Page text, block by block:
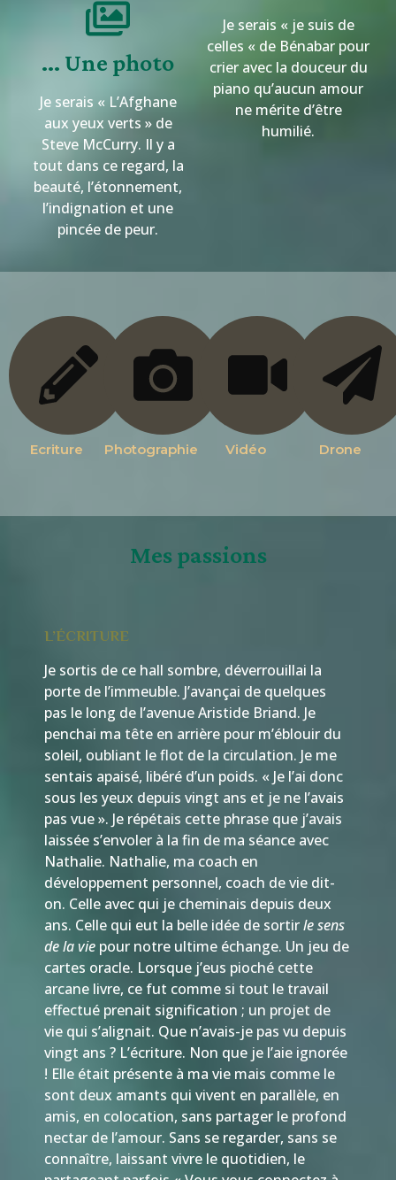
... Une photo
Je serais « L’Afghane
aux yeux verts » de
Steve McCurry. Il y a
tout dans ce regard, la
beauté, l’étonnement,
l’indignation et une
pincée de peur.
Je serais « je suis de
celles « de Bénabar pour
crier avec la douceur du
piano qu’aucun amour
ne mérite d’être
humilié.
Ecriture Photographie Vidéo Drone
Mes passions
L’ÉCRITURE
Je sortis de ce hall sombre, déverrouillai la
porte de l’immeuble. J’avançai de quelques
pas le long de l’avenue Aristide Briand. Je
penchai ma tête en arrière pour m’éblouir du
soleil, oubliant le flot de la circulation. Je me
sentais apaisé, libéré d’un poids. « Je l’ai donc
sous les yeux depuis vingt ans et je ne l’avais
pas vue ». Je répétais cette phrase que j’avais
laissée s’envoler à la fin de ma séance avec
Nathalie. Nathalie, ma coach en
développement personnel, coach de vie dit-
on. Celle avec qui je cheminais depuis deux
ans. Celle qui eut la belle idée de sortirle sens
de la vie pour notre ultime échange. Un jeu de
cartes oracle. Lorsque j’eus pioché cette
arcane livre, ce fut comme si tout le travail
effectué prenait signification ; un projet de
vie qui s’alignait. Que n’avais-je pas vu depuis
vingt ans ? L’écriture. Non que je l’aie ignorée
! Elle était présente à ma vie mais comme le
sont deux amants qui vivent en parallèle, en
amis, en colocation, sans partager le profond
nectar de l’amour. Sans se regarder, sans se
connaître, laissant vivre le quotidien, le